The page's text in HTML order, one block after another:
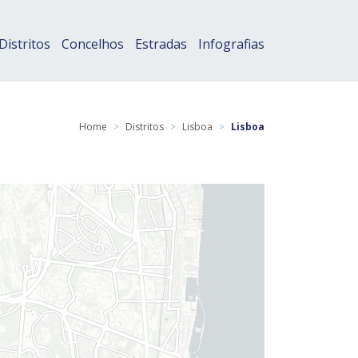
Concelhos Estradas Infografias
Home > Distritos > Lisboa > Lisboa